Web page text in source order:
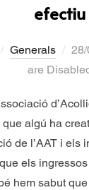
efectiu
Generals
are
que algú ha
de l’AAT i els
els
hem sabut